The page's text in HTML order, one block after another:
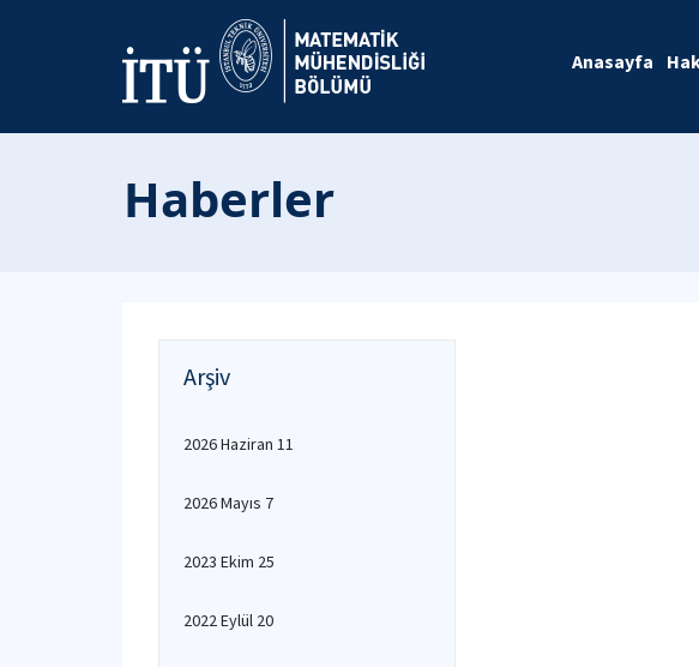
Anasayfa
Haberler
Arşiv
2026 Haziran 11
2026 Mayıs 7
2023 Ekim 25
2022 Eylül 20